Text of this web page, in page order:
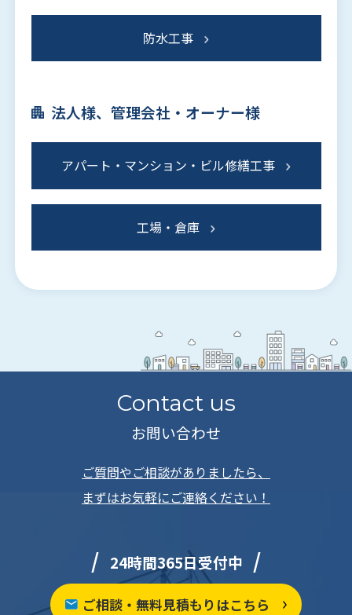
防水工事
法人様、管理会社・オーナー様
アパート・マンション・ビル修繕工事
工場・倉庫
Contact us
お問い合わせ
ご質問やご相談がありましたら、
まずはお気軽にご連絡ください！
24時間365日受付中
ご相談・無料見積もりはこちら